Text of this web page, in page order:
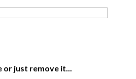
or just remove it...